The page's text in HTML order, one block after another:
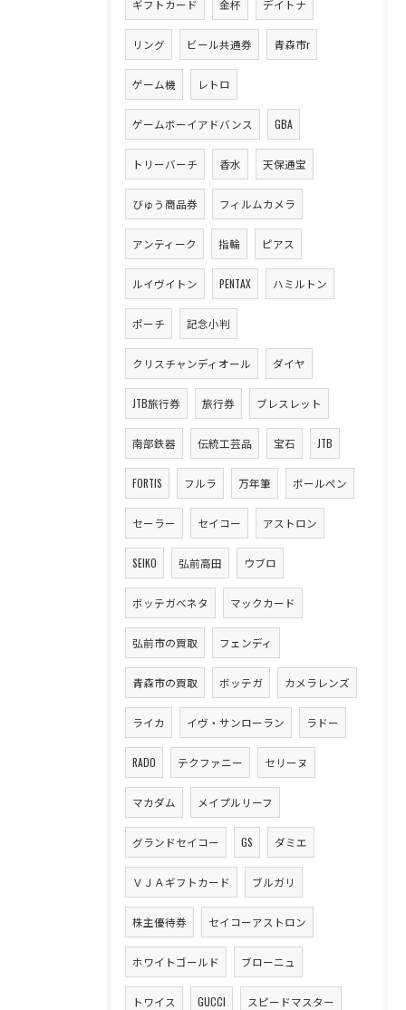
ギフトカード 金杯 デイトナ
リング ビール共通券 青森市r
ゲーム機 レトロ
ゲームボーイアドバンス GBA
トリーバーチ 香水 天保通宝
びゅう商品券 フィルムカメラ
アンティーク 指輪 ピアス
ルイヴイトン PENTAX ハミルトン
ポーチ 記念小判
クリスチャンディオール ダイヤ
JTB旅行券 旅行券 ブレスレット
南部鉄器 伝統工芸品 宝石 JTB
FORTIS フルラ 万年筆 ボールペン
セーラー セイコー アストロン
SEIKO 弘前高田 ウブロ
ボッテガベネタ マックカード
弘前市の買取 フェンディ
青森市の買取 ボッテガ カメラレンズ
ライカ イヴ・サンローラン ラドー
RADO テクファニー セリーヌ
マカダム メイプルリーフ
グランドセイコー GS ダミエ
ＶＪＡギフトカード ブルガリ
株主優待券 セイコーアストロン
ホワイトゴールド ブローニュ
トワイス GUCCI スピードマスター